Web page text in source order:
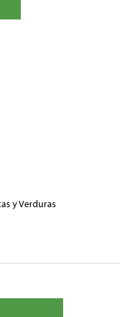
y Verduras